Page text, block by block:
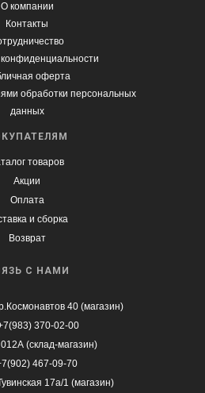
товаров
Акции
Оплата
и сборка
Возврат
О компании
Контакты
оферта
обработки персональных
данных
С НАМИ
40 (магазин)
370-02-00
(склад-магазин)
467-09-70
17а/1 (магазин)